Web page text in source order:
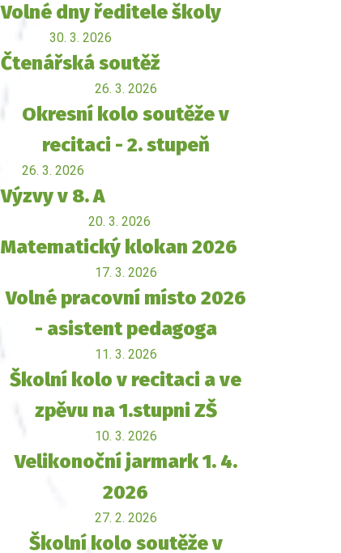
Volné dny ředitele školy
30. 3. 2026
Čtenářská soutěž
26. 3. 2026
Okresní kolo soutěže v
recitaci - 2. stupeň
26. 3. 2026
Výzvy v 8. A
20. 3. 2026
Matematický klokan 2026
17. 3. 2026
Volné pracovní místo 2026
- asistent pedagoga
11. 3. 2026
Školní kolo v recitaci a ve
zpěvu na 1.stupni ZŠ
10. 3. 2026
Velikonoční jarmark 1. 4.
2026
27. 2. 2026
Školní kolo soutěže v